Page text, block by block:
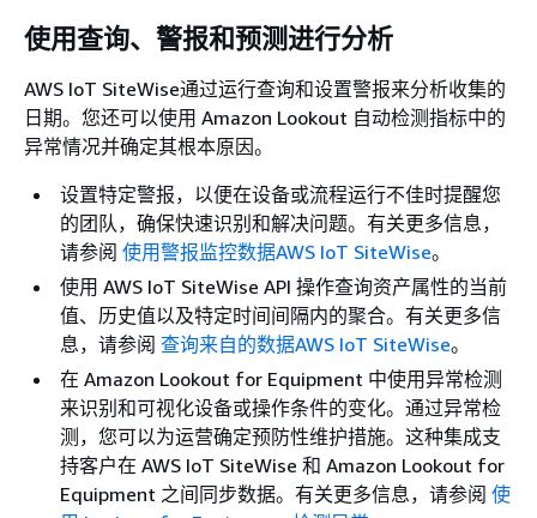
使用查询、警报和预测进行分析
AWS IoT SiteWise通过运行查询和设置警报来分析收集的
日期。您还可以使用 Amazon Lookout 自动检测指标中的
异常情况并确定其根本原因。
设置特定警报，以便在设备或流程运行不佳时提醒您
的团队，确保快速识别和解决问题。有关更多信息，
请参阅 使用警报监控数据AWS IoT SiteWise。
使用 AWS IoT SiteWise API 操作查询资产属性的当前
值、历史值以及特定时间间隔内的聚合。有关更多信
息，请参阅 查询来自的数据AWS IoT SiteWise。
在 Amazon Lookout for Equipment 中使用异常检测
来识别和可视化设备或操作条件的变化。通过异常检
测，您可以为运营确定预防性维护措施。这种集成支
持客户在 AWS IoT SiteWise 和 Amazon Lookout for
Equipment 之间同步数据。有关更多信息，请参阅 使